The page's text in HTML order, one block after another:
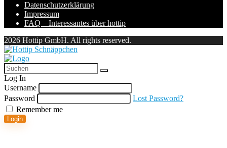
Datenschutzerklärung
Impressum
FAQ – Interessantes über hottip
2026 Hottip GmbH. All rights reserved.
Log In
Username
Password
Lost Password?
Remember me
Login